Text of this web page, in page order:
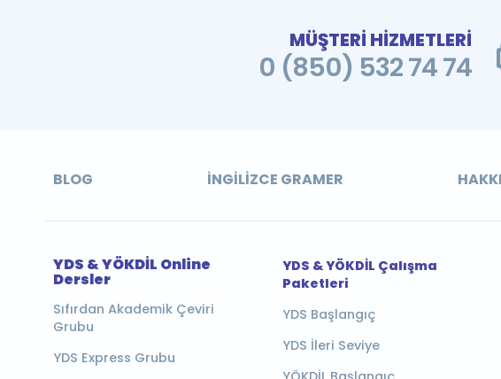
MÜŞTERİ HİZMETLERİ
0 (850) 532 74 74
BLOG İNGILIZCE GRAMER
YDS & YÖKDİL Online
Dersler
Sıfırdan Akademik Çeviri
Grubu
YDS Express Grubu
YDS & YÖKDİL Çalışma
Paketleri
YDS Başlangıç
YDS İleri Seviye